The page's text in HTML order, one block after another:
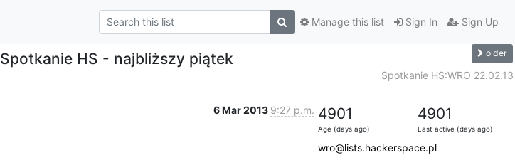
Sign In Sign Up
Manage this list
Spotkanie HS - najbliższy piątek older
Spotkanie HS:WRO 22.02.13
6 Mar 2013 9:27 p.m. 4901
Age (days ago)
4901
Last active (days ago)
wro@lists.hackerspace.pl